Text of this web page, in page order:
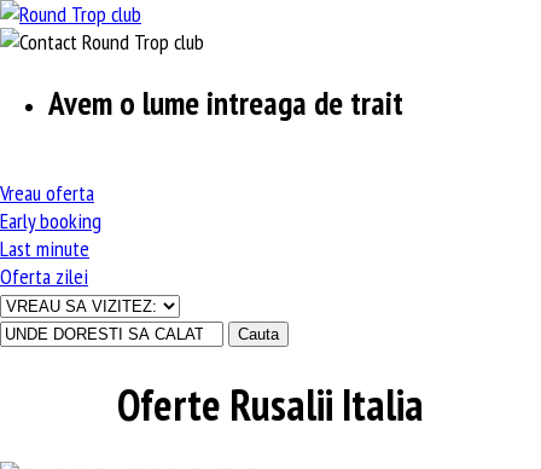
Avem o lume intreaga de trait
Vreauoferta
Earlybooking
Lastminute
Oferta zilei
Oferte Rusalii Italia